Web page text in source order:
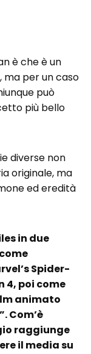
è che è un
ma per un caso
può
più bello
diverse non
originale, ma
ed eredità
in due
Spider-
4, poi come
animato
Com’è
raggiunge
il media su